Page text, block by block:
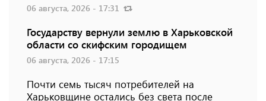
06 августа, 2026 - 17:31
Государству вернули землю в Харьковской
области со скифским городищем
06 августа, 2026 - 17:15
Почти семь тысяч потребителей на
Харьковщине остались без света после